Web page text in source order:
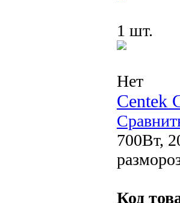
1 шт.
Нет
Centek
700Вт,
Код